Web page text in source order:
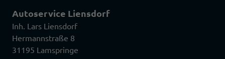
Autoservice Liensdorf
Inh. Lars Liensdorf
Hermannstraße 8
31195 Lamspringe